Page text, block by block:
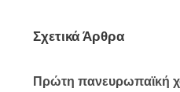
Σχετικά Άρθρα
Πρώτη πανευρωπαϊκή